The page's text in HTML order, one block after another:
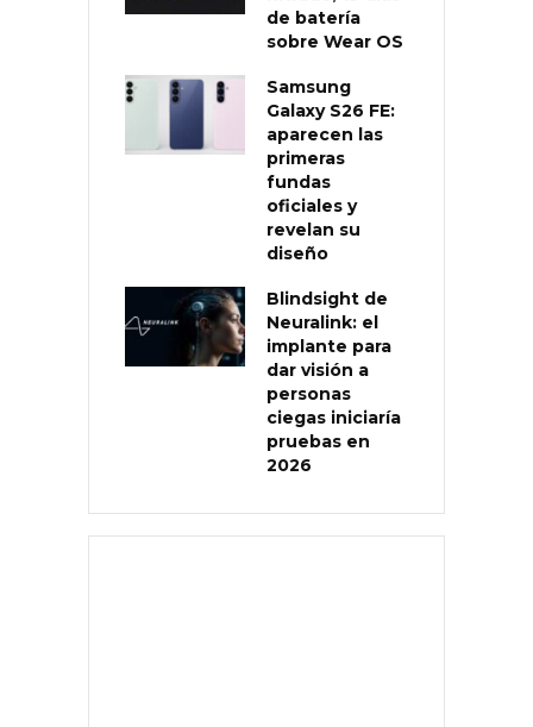
de batería
sobre Wear OS
Samsung
Galaxy S26 FE:
aparecen las
primeras
fundas
oficiales y
revelan su
diseño
Blindsight de
Neuralink: el
implante para
dar visión a
personas
ciegas iniciaría
pruebas en
2026